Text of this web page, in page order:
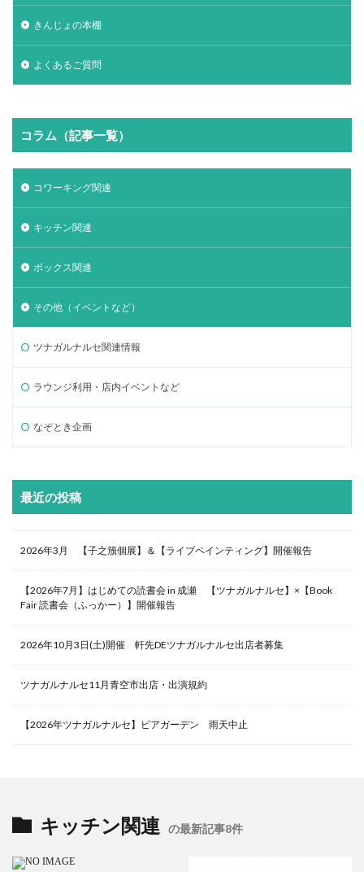
きんじょの本棚
よくあるご質問
コラム（記事一覧）
コワーキング関連
キッチン関連
ボックス関連
その他（イベントなど）
ツナガルナルセ関連情報
ラウンジ利用・店内イベントなど
なぞとき企画
最近の投稿
2026年3月 【子之籏個展】＆【ライブペインティング】開催報告
【2026年7月】はじめての読書会 in 成瀬 【ツナガルナルセ】×【Book
Fair 読書会（ふっかー）】開催報告
2026年10月3日(土)開催 軒先DEツナガルナルセ出店者募集
ツナガルナルセ11月青空市出店・出演規約
【2026年ツナガルナルセ】ビアガーデン 雨天中止
キッチン関連 の最新記事8件